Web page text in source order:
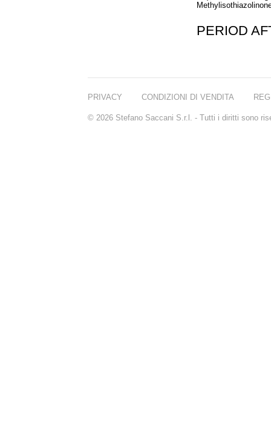
PERIOD
PRIVACY CONDIZIONI DI VENDITA
© 2026 Stefano Saccani S.r.l. - Tutti i diritti sono